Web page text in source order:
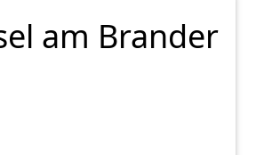
am Brander